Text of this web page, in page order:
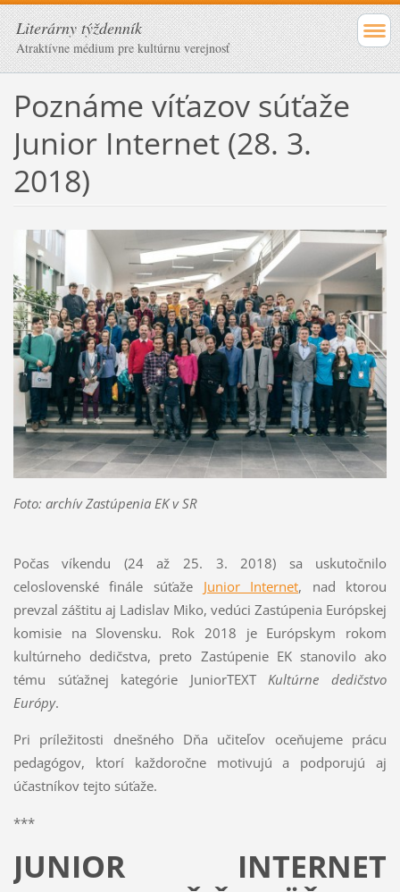
Literárny týždenník
Atraktívne médium pre kultúrnu verejnosť
Poznáme víťazov súťaže
Junior Internet (28. 3.
2018)
Foto: archív Zastúpenia EK v SR
Počas víkendu (24 až 25. 3. 2018) sa uskutočnilo
celoslovenské finále súťaže Junior Internet, nad ktorou
prevzal záštitu aj Ladislav Miko, vedúci Zastúpenia Európskej
komisie na Slovensku. Rok 2018 je Európskym rokom
kultúrneho dedičstva, preto Zastúpenie EK stanovilo ako
tému súťažnej kategórie JuniorTEXTKultúrne dedičstvo
Európy.
Pri príležitosti dnešného Dňa učiteľov oceňujeme prácu
pedagógov, ktorí každoročne motivujú a podporujú aj
účastníkov tejto súťaže.
***
JUNIOR INTERNET